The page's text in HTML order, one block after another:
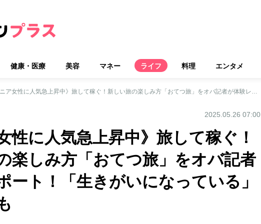
健康・医療 美容 マネー ライフ 料理 エンタメ
《シニア女性に人気急上昇中》旅して稼ぐ！新しい旅の楽しみ方「おてつ旅」をオバ記者が体験レポート！「生きがいになっている」という人も
2025.05.26 07:00
性に人気急上昇中》旅して稼ぐ！
楽しみ方「おてつ旅」をオバ記者
ート！「生きがいになっている」